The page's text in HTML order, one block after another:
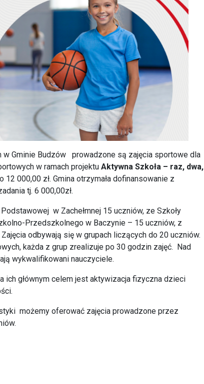
w Gminie Budzów prowadzone są zajęcia sportowe dla
w ramach projektu Aktywna Szkoła – raz, dwa,
12 000,00 zł. Gmina otrzymała dofinansowanie z
tj. 6 000,00zł.
w Zachełmnej 15 uczniów, ze Szkoły
Przedszkolnego w Baczynie – 15 uczniów, z
odbywają się w grupach liczących do 20 uczniów.
każda z grup zrealizuje po 30 godzin zajęć. Nad
wykwalifikowani nauczyciele.
ich głównym celem jest aktywizacja fizyczna dzieci
możemy oferować zajęcia prowadzone przez